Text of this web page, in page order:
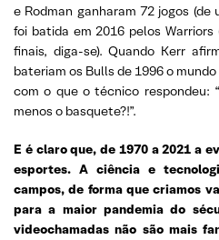
e Rodman ganharam 72 jogos
foi batida em 2016 pelos
finais, diga-se). Quando Kerr
bateriam os Bulls de 1996 o
com o que o técnico respondeu:
menos o basquete?!”.
E é claro que, de 1970 a 2021 a
esportes. A ciência e
campos, de forma que criamos
para a maior pandemia do
videochamadas não são mais